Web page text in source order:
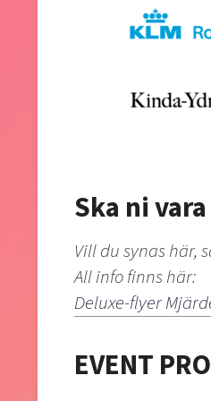
Ska ni
Vill du synas här,
All info finns här:
Deluxe-flyer
EVENT